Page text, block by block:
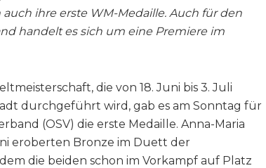
ihre erste WM-Medaille. Auch für den
handelt es sich um eine Premiere im
die von 18. Juni bis 3. Juli
durchgeführt wird, gab es am Sonntag für
(OSV) die erste Medaille. Anna-Maria
eroberten Bronze im Duett der
die beiden schon im Vorkampf auf Platz